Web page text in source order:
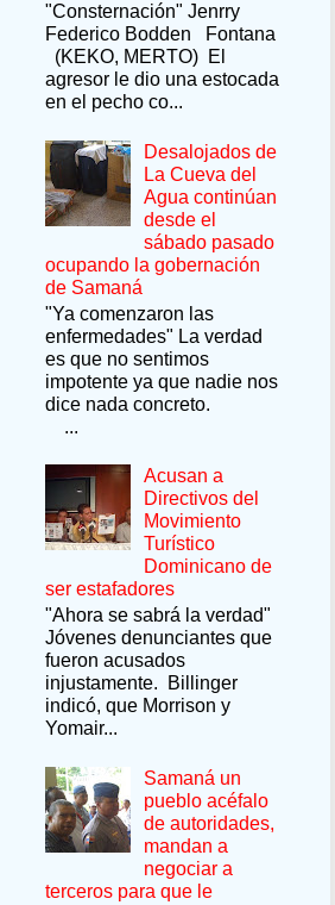
UN
"Consternación" Jenrry
Federico Bodden Fontana
(KEKO, MERTO) El
agresor le dio una estocada
en el pecho co...
Desalojados de
La Cueva del
Agua continúan
desde el
sábado pasado
ocupando la gobernación
de Samaná
"Ya comenzaron las
enfermedades" La verdad
es que no sentimos
impotente ya que nadie nos
dice nada concreto.
...
Acusan a
Directivos del
Movimiento
Turístico
Dominicano de
ser estafadores
"Ahora se sabrá la verdad"
Jóvenes denunciantes que
fueron acusados
injustamente. Billinger
indicó, que Morrison y
Yomair...
Samaná un
pueblo acéfalo
de autoridades,
mandan a
negociar a
terceros para que le